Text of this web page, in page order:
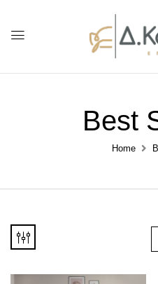
Best
Home